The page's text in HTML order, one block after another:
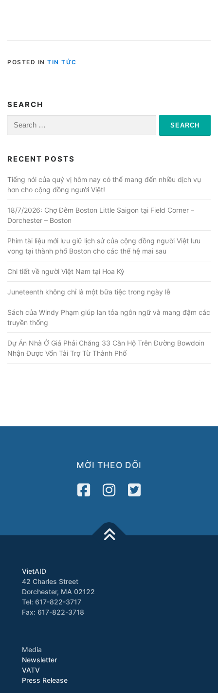
POSTED IN TIN TỨC
SEARCH
for:
RECENT POSTS
Tiếng nói của quý vị hôm nay có thể mang đến nhiều dịch vụ
hơn cho cộng đồng người Việt!
18/7/2026: Chợ Đêm Boston Little Saigon tại Field Corner –
Dorchester – Boston
Phim tài liệu mới lưu giữ lịch sử của cộng đồng người Việt lưu
vong tại thành phố Boston cho các thế hệ mai sau
Chi tiết về người Việt Nam tại Hoa Kỳ
Juneteenth không chỉ là một bữa tiệc trong ngày lễ
Sách của Windy Phạm giúp lan tỏa ngôn ngữ và mang đậm các
truyền thống
Dự Án Nhà Ở Giá Phải Chăng 33 Căn Hộ Trên Đường Bowdoin
Nhận Được Vốn Tài Trợ Từ Thành Phố
MỜI THEO DÕI
VietAID
42 Charles Street
Dorchester, MA 02122
Tel: 617-822-3717
Fax: 617-822-3718
Media
Newsletter
VATV
Press Release